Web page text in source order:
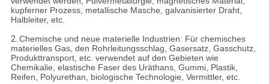
kupferner Prozess, metallische Masche, galvanisierter Draht,
Halbleiter, etc.
2. Chemische und neue materielle Industrien: Für chemisches
materielles Gas, den Rohrleitungsschlag, Gasersatz, Gasschutz,
Produkttransport, etc. verwendet auf den Gebieten wie
Chemikalie, elastische Faser des Uräthans, Gummi, Plastik,
Reifen, Polyurethan, biologische Technologie, Vermittler, etc.